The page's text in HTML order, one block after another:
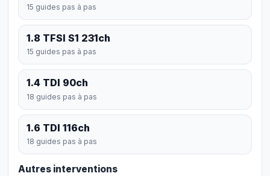
15 guides pas à pas
1.8 TFSI S1 231ch
15 guides pas à pas
1.4 TDI 90ch
18 guides pas à pas
1.6 TDI 116ch
18 guides pas à pas
Autres interventions